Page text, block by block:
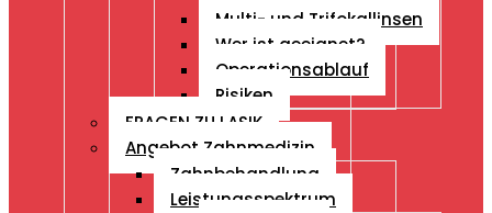
Multi- und Trifokallinsen
Wer ist geeignet?
Operationsablauf
Risiken
FRAGEN ZU LASIK
Angebot Zahnmedizin
Zahnbehandlung
Leistungsspektrum